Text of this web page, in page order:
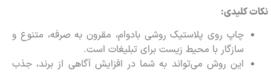
نکات کلیدی:
چاپ روی پلاستیک روشی بادوام، مقرون به صرفه، متنوع و
سازگار با محیط زیست برای تبلیغات است.
این روش می‌تواند به شما در افزایش آگاهی از برند، جذب